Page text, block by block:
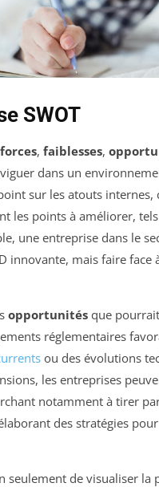
SWOT
forces, faiblesses,
dans un
sur les atouts
les points à améliorer,
une entreprise dans le
innovante, mais faire face
opportunités que
réglementaires
ou des évolutions
les entreprises
notamment à tirer
des stratégies
seulement de visualiser la